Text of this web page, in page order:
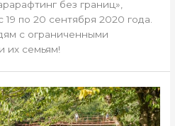
без границ»,
по 20 сентября 2020 года.
с ограниченными
их семьям!